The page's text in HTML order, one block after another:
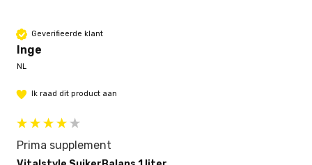
Geverifieerde klant
Inge
NL
Ik raad dit product aan
Prima supplement